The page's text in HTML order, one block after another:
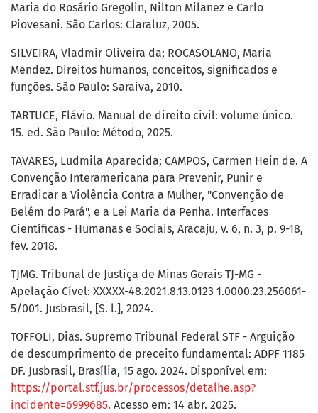
Maria do Rosário Gregolin, Nilton Milanez e Carlo
Piovesani. São Carlos: Claraluz, 2005.
SILVEIRA, Vladmir Oliveira da; ROCASOLANO, Maria
Mendez. Direitos humanos, conceitos, significados e
funções. São Paulo: Saraiva, 2010.
TARTUCE, Flávio. Manual de direito civil: volume único.
15. ed. São Paulo: Método, 2025.
TAVARES, Ludmila Aparecida; CAMPOS, Carmen Hein de. A
Convenção Interamericana para Prevenir, Punir e
Erradicar a Violência Contra a Mulher, "Convenção de
Belém do Pará", e a Lei Maria da Penha. Interfaces
Científicas - Humanas e Sociais, Aracaju, v. 6, n. 3, p. 9-18,
fev. 2018.
TJMG. Tribunal de Justiça de Minas Gerais TJ-MG -
Apelação Cível: XXXXX-48.2021.8.13.0123 1.0000.23.256061-
5/001. Jusbrasil, [S. l.], 2024.
TOFFOLI, Dias. Supremo Tribunal Federal STF - Arguição
de descumprimento de preceito fundamental: ADPF 1185
DF. Jusbrasil, Brasília, 15 ago. 2024. Disponível em:
https://portal.stf.jus.br/processos/detalhe.asp?
incidente=6999685. Acesso em: 14 abr. 2025.